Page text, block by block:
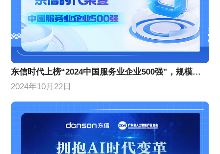
东信时代上榜“2024中国服务业企业500强”，规模实力稳步增长
2024年10月22日